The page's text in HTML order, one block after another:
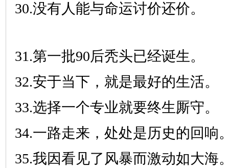
30.没有人能与命运讨价还价。
31.第一批90后秃头已经诞生。
32.安于当下，就是最好的生活。
33.选择一个专业就要终生厮守。
34.一路走来，处处是历史的回响
35.我因看见了风暴而激动如大海